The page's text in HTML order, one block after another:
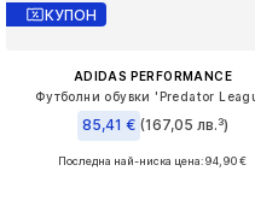
КУПОН
ADIDAS PERFORMANCE
Футболни обувки 'Predator
85,41 € (167,05 лв.³)
Предлага се в много размери
Последна най-ниска цена:94,90 €